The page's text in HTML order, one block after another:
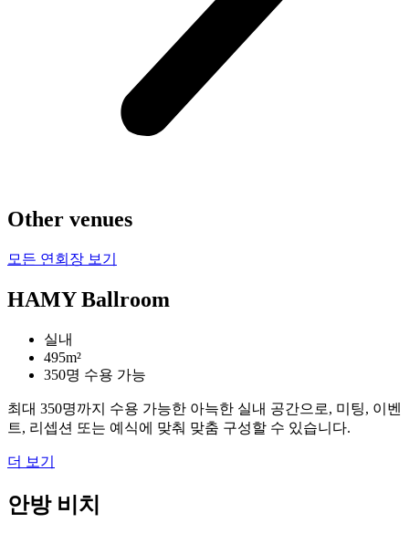
Other venues
모든 연회장 보기
HAMY Ballroom
실내
495m²
350명 수용 가능
최대 350명까지 수용 가능한 아늑한 실내 공간으로, 미팅, 이벤
트, 리셉션 또는 예식에 맞춰 맞춤 구성할 수 있습니다.
더 보기
안방 비치